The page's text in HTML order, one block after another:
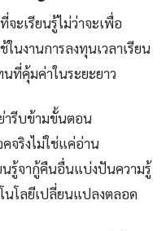
ะเรียนรู้ไม่ว่าจะเพื่อ
นงานการลงทุนเวลาเรียน
ที่คุ้มค่าในระยะยาว
รีบข้ามขั้นตอน
จริงไม่ใช่แค่อ่าน
นรู้จากู้คืนอื่นแบ่งปันความรู้
นโลยีเปลี่ยนแปลงตลอด